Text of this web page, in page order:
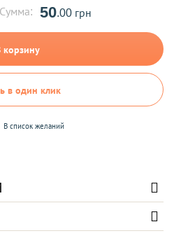
Сумма: 50.00 грн
корзину
в один клик
В список желаний